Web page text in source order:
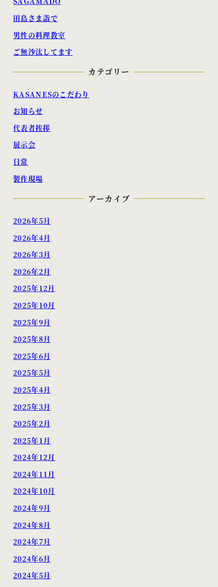
田島さま詣で
男性の料理教室
ご無沙汰してます
カテゴリー
KASANESのこだわり
お知らせ
代表者挨拶
展示会
日常
製作現場
アーカイブ
2026年5月
2026年4月
2026年3月
2026年2月
2025年12月
2025年10月
2025年9月
2025年8月
2025年6月
2025年5月
2025年4月
2025年3月
2025年2月
2025年1月
2024年12月
2024年11月
2024年10月
2024年9月
2024年8月
2024年7月
2024年6月
2024年5月